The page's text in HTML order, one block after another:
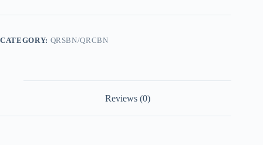
quantity
CATEGORY: QRSBN/QRCBN
Reviews (0)